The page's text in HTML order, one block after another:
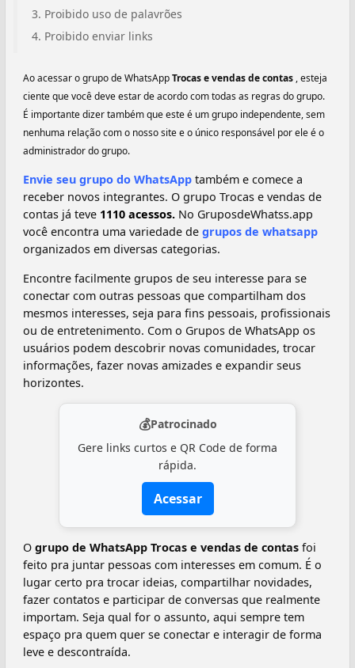
Proibido uso de palavrões
Proibido enviar links
Ao acessar o grupo de WhatsAppTrocas e vendas de contas , esteja
ciente que você deve estar de acordo com todas as regras do grupo.
É importante dizer também que este é um grupo independente, sem
nenhuma relação com o nosso site e o único responsável por ele é o
administrador do grupo.
Envie seu grupo do WhatsApp também e comece a
receber novos integrantes. O grupo Trocas e vendas de
contas já teve 1110 acessos. No GruposdeWhatss.app
você encontra uma variedade de grupos de whatsapp
organizados em diversas categorias.
Encontre facilmente grupos de seu interesse para se
conectar com outras pessoas que compartilham dos
mesmos interesses, seja para fins pessoais, profissionais
ou de entretenimento. Com o Grupos de WhatsApp os
usuários podem descobrir novas comunidades, trocar
informações, fazer novas amizades e expandir seus
horizontes.
💰Patrocinado
Gere links curtos e QR Code de forma
rápida.
Acessar
O grupo de WhatsApp Trocas e vendas de contas foi
feito pra juntar pessoas com interesses em comum. É o
lugar certo pra trocar ideias, compartilhar novidades,
fazer contatos e participar de conversas que realmente
importam. Seja qual for o assunto, aqui sempre tem
espaço pra quem quer se conectar e interagir de forma
leve e descontraída.